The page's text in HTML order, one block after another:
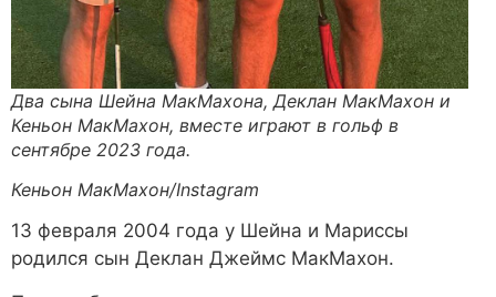
Два сына Шейна МакМахона, Деклан МакМахон и
Кеньон МакМахон, вместе играют в гольф в
сентябре 2023 года.
Кеньон МакМахон/Instagram
13 февраля 2004 года у Шейна и Мариссы
родился сын Деклан Джеймс МакМахон.